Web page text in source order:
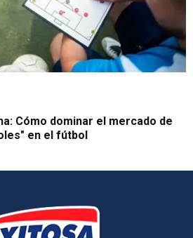
Cómo dominar el mercado de
en el fútbol